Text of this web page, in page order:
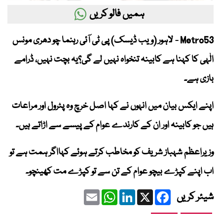
ہمیں فالو کریں
Metro53 - لاہور (ویب ڈیسک) پی ٹی آئی رہنما چو دھری مونس
الٰہی کا کہنا ہے کابینہ تنخواہ نہیں لے گی؟یہ بچت نہیں، ڈرامے
بازی ہے۔
اپنے ایکس بیان میں انہوں نے کہا اصل خرچ وہ پٹرول اور مراعات
ہیں جو کابینہ اور ان کے کارندے عوام کے پیسے سے اڑاتے ہیں۔
وزیراعظم شہباز شریف کو مخاطب کرتے ہوئے کہااگر ہمت ہے تو
اب اپنے کپڑے بیچو عوام کے تن سے تو کپڑے مت کھینچو۔
شیئر کریں Facebook
X
LinkedIn
WhatsApp
Email